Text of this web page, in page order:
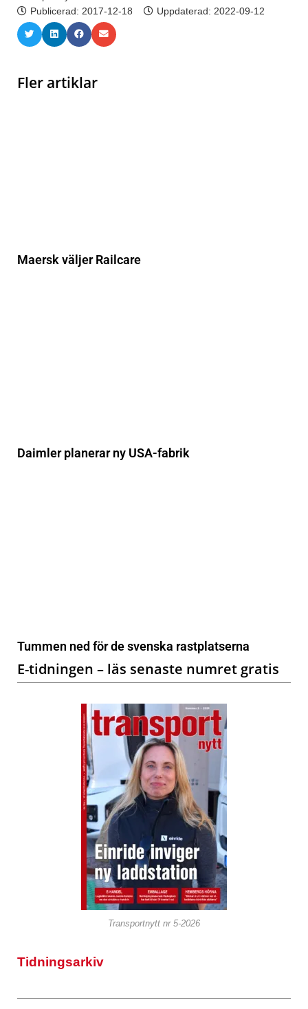
Publicerad: 2017-12-18 Uppdaterad: 2022-09-12
Fler artiklar
Maersk väljer Railcare
Daimler planerar ny USA-fabrik
Tummen ned för de svenska rastplatserna
E-tidningen – läs senaste numret gratis
Transportnytt nr 5-2026
Tidningsarkiv